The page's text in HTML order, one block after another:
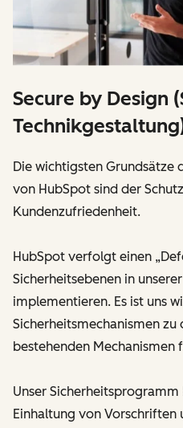
Secure by Design
Die wichtigsten Grundsätze
von HubSpot sind der
Kundenzufriedenheit.
HubSpot verfolgt einen
Sicherheitsebenen in
implementieren. Es ist uns
Sicherheitsmechanismen zu
bestehenden Mechanismen
Unser
Einhaltung von Vorschriften